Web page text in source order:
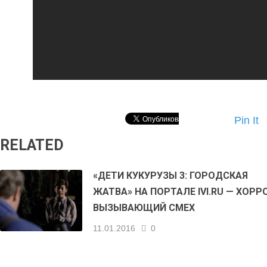
Pin It
RELATED
«ДЕТИ КУКУРУЗЫ 3: ГОРОДСКАЯ
ЖАТВА» НА ПОРТАЛЕ IVI.RU —
ВЫЗЫВАЮЩИЙ СМЕХ
11.01.2016 0